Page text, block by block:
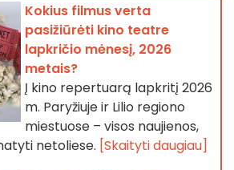
Kokius filmus verta
pasižiūrėti kino teatre
lapkričio mėnesį, 2026
metais?
Į kino repertuarą lapkritį 2026
m. Paryžiuje ir Lilio regiono
miestuose – visos naujienos,
netoliese. [Skaityti daugiau]